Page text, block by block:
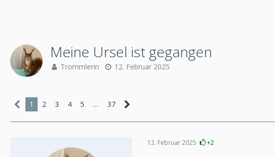
Meine Ursel ist gegangen
Trommlerin 12. Februar 2025
1 2 3 4 5 … 37
12. Februar 2025 +2